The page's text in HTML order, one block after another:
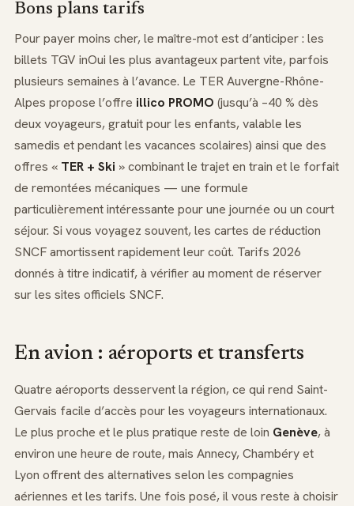
Bons plans tarifs
Pour payer moins cher, le maître-mot est d’anticiper : les
billets TGV inOui les plus avantageux partent vite, parfois
plusieurs semaines à l’avance. Le TER Auvergne-Rhône-
Alpes propose l’offre illico PROMO (jusqu’à –40 % dès
deux voyageurs, gratuit pour les enfants, valable les
samedis et pendant les vacances scolaires) ainsi que des
offres « TER + Ski » combinant le trajet en train et le forfait
de remontées mécaniques — une formule
particulièrement intéressante pour une journée ou un court
séjour. Si vous voyagez souvent, les cartes de réduction
SNCF amortissent rapidement leur coût. Tarifs 2026
donnés à titre indicatif, à vérifier au moment de réserver
sur les sites officiels SNCF.
En avion : aéroports et transferts
Quatre aéroports desservent la région, ce qui rend Saint-
Gervais facile d’accès pour les voyageurs internationaux.
Le plus proche et le plus pratique reste de loin Genève, à
environ une heure de route, mais Annecy, Chambéry et
Lyon offrent des alternatives selon les compagnies
aériennes et les tarifs. Une fois posé, il vous reste à choisir